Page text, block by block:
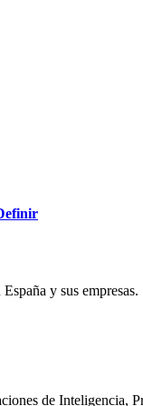
y sus empresas.
de Inteligencia,